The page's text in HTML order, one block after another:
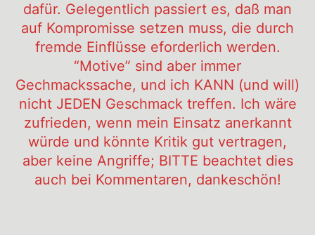
dafür. Gelegentlich passiert es, daß man
auf Kompromisse setzen muss, die durch
fremde Einflüsse eforderlich werden.
“Motive” sind aber immer
Gechmackssache, und ich KANN (und will)
nicht JEDEN Geschmack treffen. Ich wäre
zufrieden, wenn mein Einsatz anerkannt
würde und könnte Kritik gut vertragen,
aber keine Angriffe; BITTE beachtet dies
auch bei Kommentaren, dankeschön!